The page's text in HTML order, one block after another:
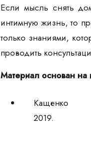
Если мысль снять
интимную жизнь, то
только знаниями,
проводить
Материал основан на